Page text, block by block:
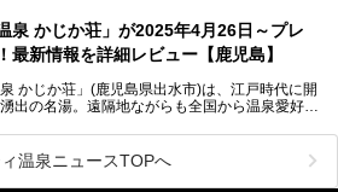
、就寝前の入浴や寝起き一番の朝湯など利便性が
の常連客やファンでいつも賑わっています。し
朽化に伴い、2026年2月28日24時をもって休
予定しています。
泉 かじか荘」が2025年4月26日～プレ
最新情報を詳細レビュー【鹿児島】
泉 かじか荘」(鹿児島県出水市)は、江戸時代に開
出の名湯。遠隔地ながらも全国から温泉愛好家
す。2023年にいったん閉館しましたが、その
わり、復旧作業を実施。2025年4月26日に日帰
としてプレオープンしました。
温泉ニュースTOPへ